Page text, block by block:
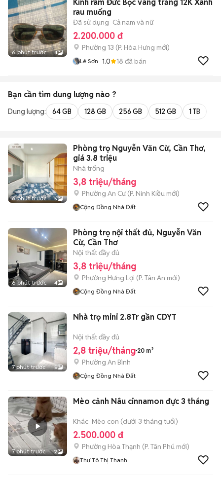
6 phút trước 4
Kính râm Đức Bọc vàng trắng 12K Xanh
rau muống
Đã sử dụng Cả nam và nữ
2.200.000 đ
Phường 13 (P. Hòa Hưng mới)
Lê Sơn 1.0 18 đã bán
Bạn cần tìm dung lượng nào ?
Dung lượng: 64 GB 128 GB 256 GB 512 GB 1 TB
6 phút trước 5
Phòng trọ Nguyễn Văn Cừ, Cần Thơ,
giá 3.8 triệu
Nhà trống
3,8 triệu/tháng
Phường An Cư(P. Ninh Kiều mới)
Cộng Đồng Nhà Đất
6 phút trước 4
Phòng trọ nội thất đủ, Nguyễn Văn
Cừ, Cần Thơ
Nội thất đầy đủ
3,8 triệu/tháng
Phường Hưng Lợi (P. Tân An mới)
Cộng Đồng Nhà Đất
7 phút trước 5
Nhà trọ mini 2.8Tr gần CDYT
Nội thất đầy đủ
2,8 triệu/tháng 20 m²
Phường An Bình
Cộng Đồng Nhà Đất
7 phút trước 2
Mèo cảnh Nâu cinnamon đực 3 tháng
Khác Mèo con (dưới 3 tháng tuổi)
2.500.000 đ
Phường Hòa Thạnh (P. Tân Phú mới)
Thư Tô Thị Thanh